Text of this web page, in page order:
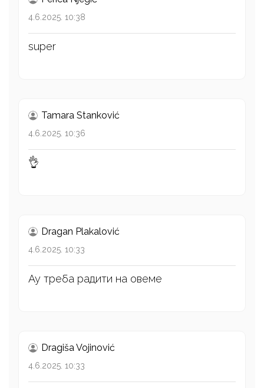
4.6.2025. 10:38
super
Tamara Stanković
4.6.2025. 10:36
👌
Dragan Plakalović
4.6.2025. 10:33
Ау треба радити на овеме
Dragiša Vojinović
4.6.2025. 10:33